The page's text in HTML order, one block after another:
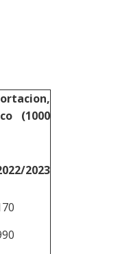
(1000
2023